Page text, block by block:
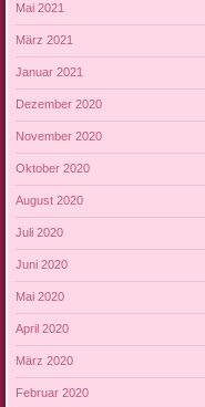
Mai 2021
März 2021
Januar 2021
Dezember 2020
November 2020
Oktober 2020
August 2020
Juli 2020
Juni 2020
Mai 2020
April 2020
März 2020
Februar 2020